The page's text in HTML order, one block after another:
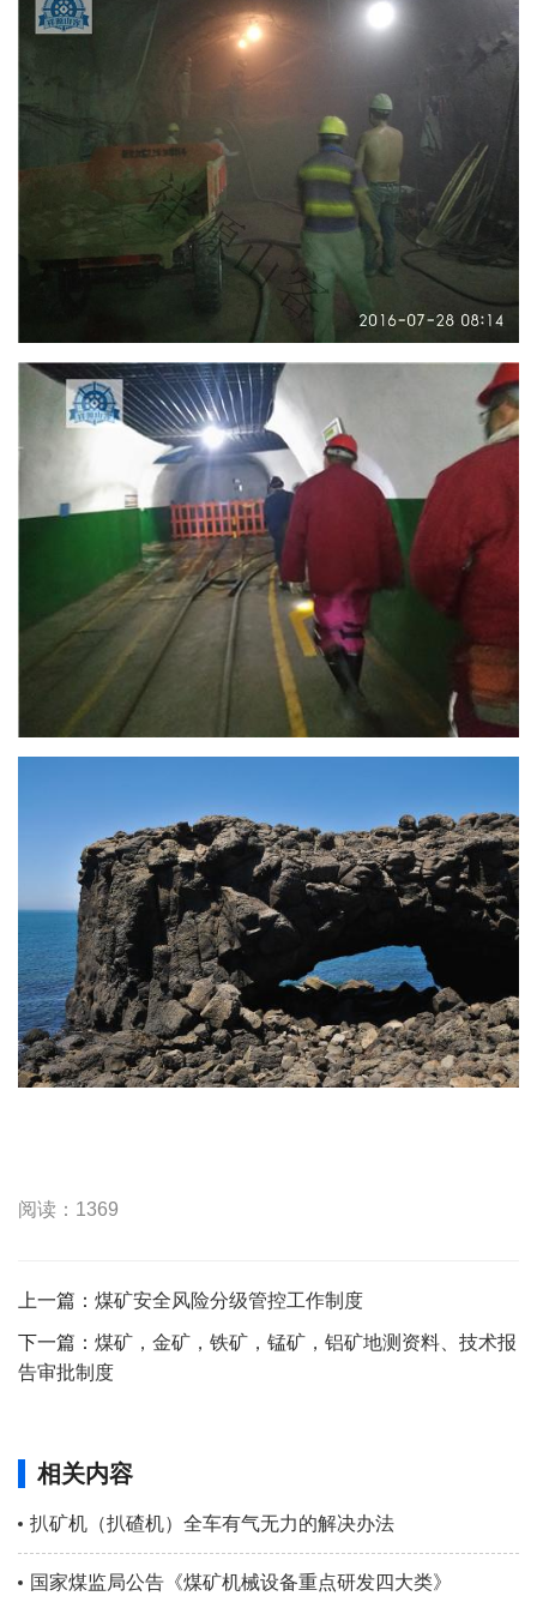
阅读：1369
上一篇： 煤矿安全风险分级管控工作制度
下一篇： 煤矿，金矿，铁矿，锰矿，铝矿地测资料、技术报
告审批制度
相关内容
扒矿机（扒碴机）全车有气无力的解决办法
国家煤监局公告《煤矿机械设备重点研发四大类》